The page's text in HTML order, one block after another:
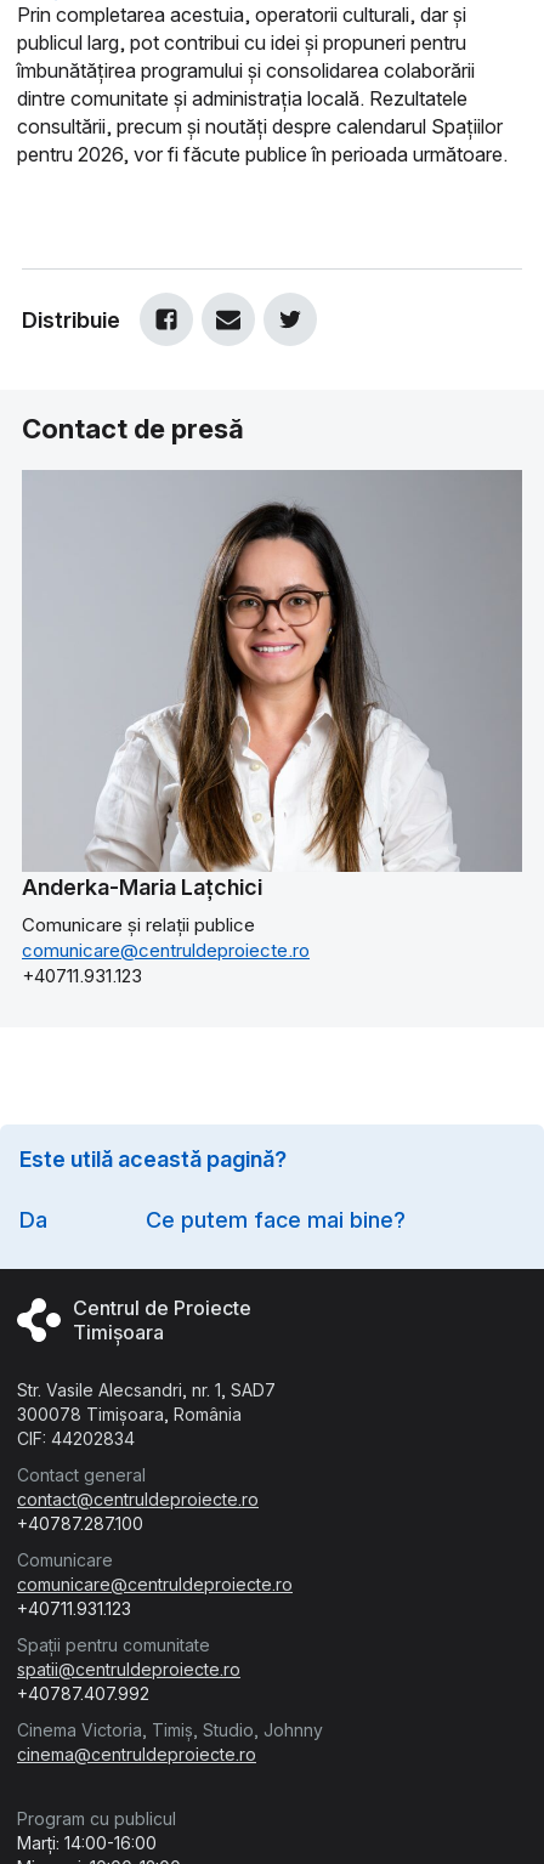
Prin completarea acestuia, operatorii culturali, dar și
publicul larg, pot contribui cu idei și propuneri pentru
îmbunătățirea programului și consolidarea colaborării
dintre comunitate și administrația locală. Rezultatele
consultării, precum și noutăți despre calendarul Spațiilor
pentru 2026, vor fi făcute publice în perioada următoare.
Distribuie
Contact de presă
Anderka-Maria Lațchici
Comunicare și relații publice
comunicare@centruldeproiecte.ro
+40711.931.123
Este utilă această pagină?
Option
Da Ce putem face mai bine?
Centrul de Proiecte
Timișoara
Str. Vasile Alecsandri, nr. 1, SAD7
300078 Timișoara, România
CIF: 44202834
Contact general
contact@centruldeproiecte.ro
+40787.287.100
Comunicare
comunicare@centruldeproiecte.ro
+40711.931.123
Spații pentru comunitate
spatii@centruldeproiecte.ro
+40787.407.992
Cinema Victoria, Timiș, Studio, Johnny
cinema@centruldeproiecte.ro
Program cu publicul
Marți: 14:00-16:00